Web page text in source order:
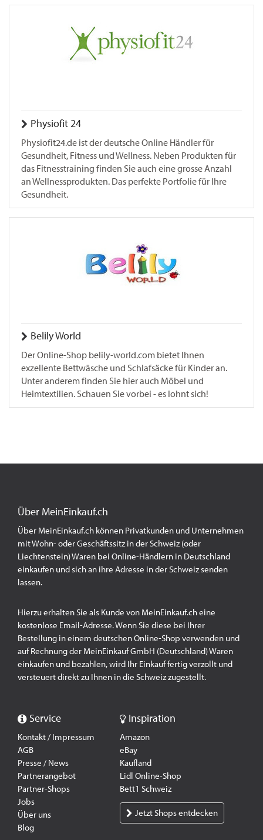
Physiofit 24
Physiofit24.de ist der deutsche Online Händler für
Gesundheit, Fitness und Wellness. Neben Produkten für
das Fitnesstraining finden Sie auch eine grosse Anzahl
an Wellnessprodukten. Das perfekte Portfolie für Ihre
Gesundheit.
Belily World
Der Online-Shop belily-world.com bietet Ihnen
exzellente Bettwäsche und Schlafsäcke für Kinder an.
Unter anderem finden Sie hier auch Möbel und
Heimtextilien. Schauen Sie vorbei - es lohnt sich!
Über MeinEinkauf.ch
Über MeinEinkauf.ch können Privatkunden und Unternehmen
mit Wohn- oder Geschäftssitz in der Schweiz (oder
Liechtenstein) Waren bei Online-Händlern in Deutschland
einkaufen und sich an ihre Adresse in der Schweiz senden
lassen.
Hierzu erhalten Sie als Kunde von MeinEinkauf.ch eine
kostenlose Email-Adresse. Wenn Sie diese bei Ihrer
Bestellung in einem deutschen Online-Shop verwenden und
auf Rechnung der MeinEinkauf GmbH (Deutschland) Waren
einkaufen und bezahlen, wird Ihr Einkauf fertig verzollt und
versteuert direkt zu Ihnen in die Schweiz zugestellt.
Service
Kontakt / Impressum
AGB
Presse / News
Partnerangebot
Partner-Shops
Jobs
Über uns
Blog
Inspiration
Amazon
eBay
Kaufland
Lidl Online-Shop
Bett1 Schweiz
Jetzt Shops entdecken